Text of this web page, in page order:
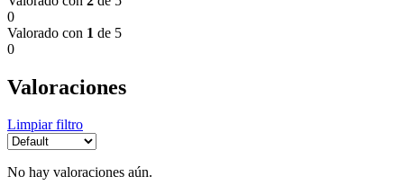
0
Valorado con 1 de 5
0
Valoraciones
Limpiar filtro
No hay valoraciones aún.